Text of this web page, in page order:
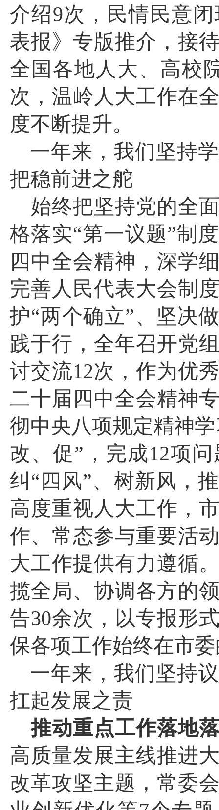
介绍9次，民情民意
表报》专版推介，接
全国各地人大、高校
次，温岭人大工作在
度不断提升。
一年来，我们坚持
把稳前进之舵
始终把坚持党的全
格落实“第一议题”制
四中全会精神，深学
完善人民代表大会制
护“两个确立”、坚决
践于行，全年召开党
讨交流12次，作为优
二十届四中全会精神
彻中央八项规定精神
改、促”，完成12项问
纠“四风”、树新风，
高度重视人大工作，
作、常态参与重要活
大工作提供有力遵循
揽全局、协调各方的
告30余次，以专报形
保各项工作始终在市
一年来，我们坚持
扛起发展之责
推动重点工作落地
高质量发展主线推进
改革攻坚主题，常委